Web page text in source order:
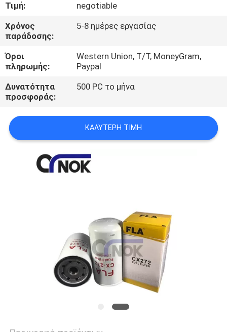
ΜΑΣ
ΕΛΆΤΕ
ΕΠΑΦΉ
ΜΕ
ΕΙΔΉΣΕΙΣ
ΖΗΤΉΣΤΕ
ΑΠΌΣΠΑΣΜΑ
PRIVACY
Τιμή:
negotiable
Χρόνος
παράδοσης:
5-8 ημέρες εργασίας
Όροι
πληρωμής:
Western Union, T/T, MoneyGram,
Paypal
Δυνατότητα
προσφοράς:
500 PC το μήνα
ΚΑΛΎΤΕΡΗ ΤΙΜΉ